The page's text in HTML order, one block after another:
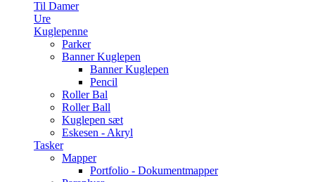
Til Damer
Ure
Kuglepenne
Parker
Banner Kuglepen
Banner Kuglepen
Pencil
Roller Bal
Roller Ball
Kuglepen sæt
Eskesen - Akryl
Tasker
Mapper
Portfolio - Dokumentmapper